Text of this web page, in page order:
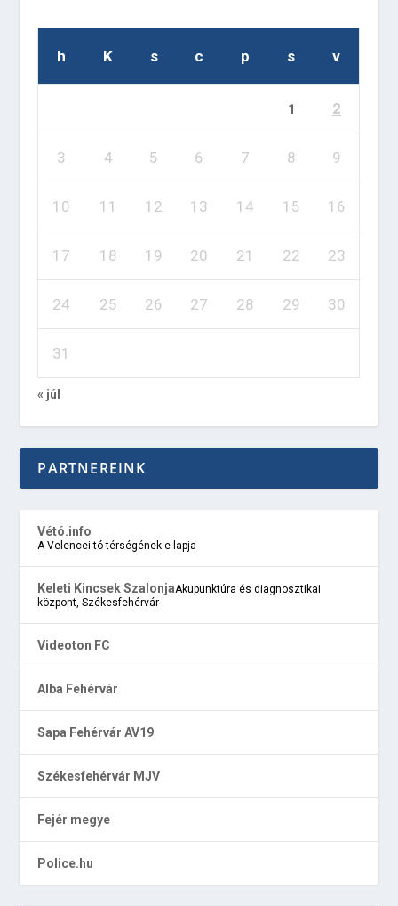
h K s c p s v
1 2
3 4 5 6 7 8 9
10 11 12 13 14 15 16
17 18 19 20 21 22 23
24 25 26 27 28 29 30
31
« júl
PARTNEREINK
Vétó.info
A Velencei-tó térségének e-lapja
Keleti Kincsek SzalonjaAkupunktúra és diagnosztikai
központ, Székesfehérvár
Videoton FC
Alba Fehérvár
Sapa Fehérvár AV19
Székesfehérvár MJV
Fejér megye
Police.hu